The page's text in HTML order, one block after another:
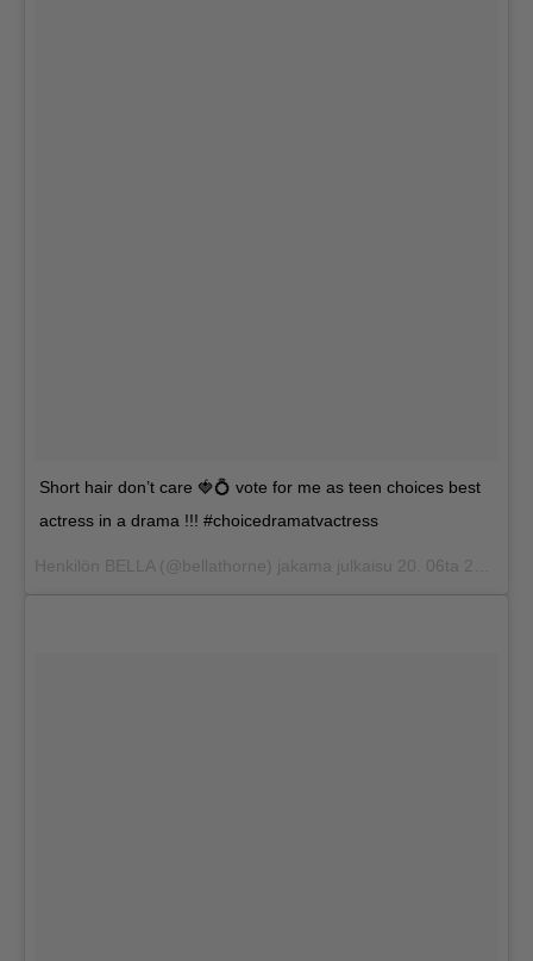
Short hair don’t care 🍓💍 vote for me as teen choices best
actress in a drama !!! #choicedramatvactress
Henkilön BELLA (@bellathorne) jakama julkaisu 20. 06ta 2017 klo 13.42 PDT